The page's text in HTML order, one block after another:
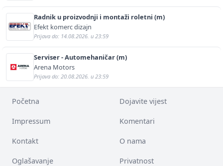
Radnik u proizvodnji i montaži roletni (m)
Efekt komerc dizajn
Prijava do: 14.08.2026. u 23:59
Serviser - Automehaničar (m)
Arena Motors
Prijava do: 20.08.2026. u 23:59
Početna Dojavite vijest
Impressum Komentari
Kontakt O nama
Oglašavanje Privatnost